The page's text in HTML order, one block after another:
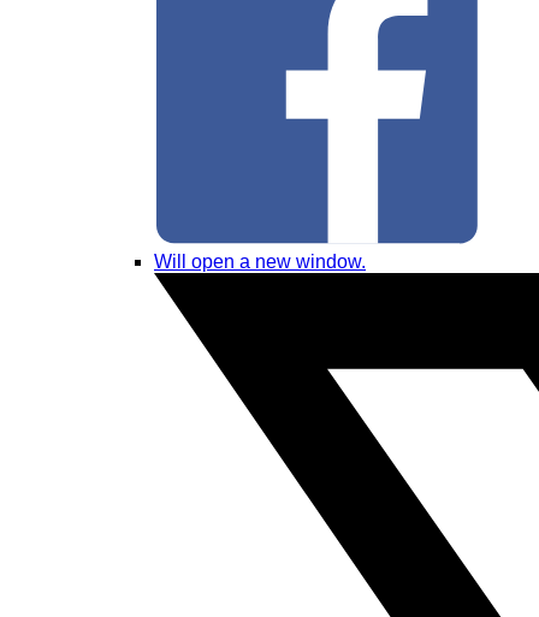
Will open a new window.